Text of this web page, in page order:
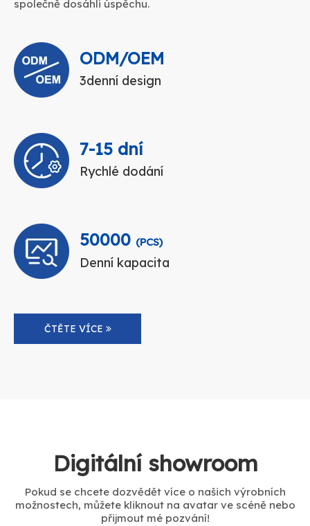
společně dosáhli úspěchu.
ODM/OEM
3denní design
7-15 dní
Rychlé dodání
50000 (PCS)
Denní kapacita
ČTĚTE VÍCE
Digitální showroom
Pokud se chcete dozvědět více o našich výrobních
možnostech, můžete kliknout na avatar ve scéně nebo
přijmout mé pozvání!